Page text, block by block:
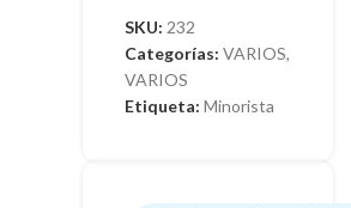
SKU: 232
Categorías: VARIOS,
VARIOS
Etiqueta: Minorista